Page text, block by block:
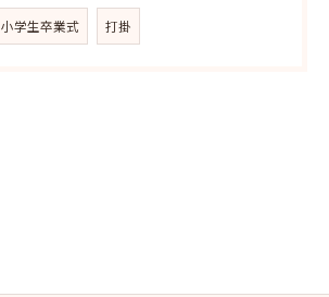
小学生卒業式 打掛